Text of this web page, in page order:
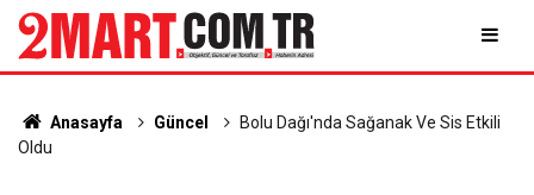
Anasayfa Güncel
Bolu Dağı'nda Sağanak Ve Sis Etkili
Oldu